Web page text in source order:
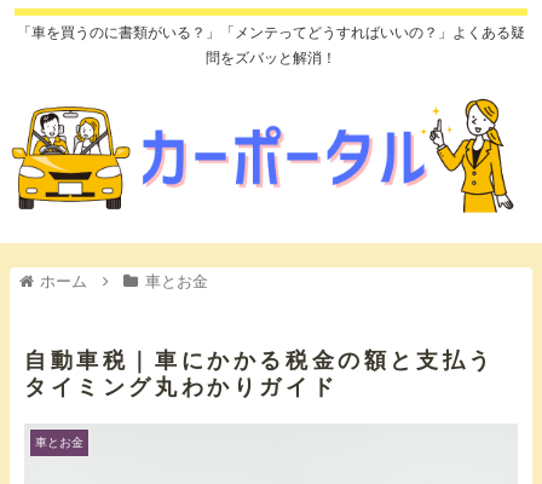
「車を買うのに書類がいる？」「メンテってどうすればいいの？」よくある疑
問をズバッと解消！
ホーム 車とお金
自動車税｜車にかかる税金の額と支払う
タイミング丸わかりガイド
車とお金